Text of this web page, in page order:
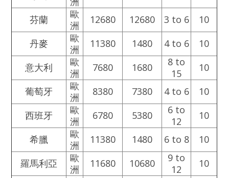
芬蘭
歐
洲
12680 12680 3 to 6
10
丹麥
歐
洲
11380 1480 4 to 6
10
意大利
歐
洲
7680 1680
8 to
15
10
葡萄牙
歐
洲
8380 7380 4 to 6
10
西班牙
歐
洲
6780 5380
6 to
12
10
希臘
歐
洲
11380 1480 6 to 8
10
羅馬利亞
歐
洲
11680 10680
9 to
12
10